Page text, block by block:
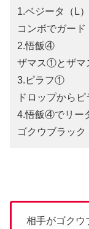
1.ベジータ（L
コンボでガード
2.悟飯④
ザマス①とザマ
3.ピラフ①
ドロップから
4.悟飯④でリー
ゴクウブラック
相手がゴク